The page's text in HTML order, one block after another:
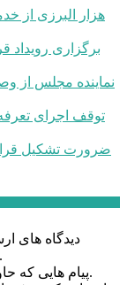
برگزاری رویداد
نماینده مجلس از
توقف اجرای
ضرورت تشکیل
دیدگاه های
خبرگزاری الف در وب منتشر خواهد شد.
پیام هایی که حاوی تهمت یا افترا باشد منتشر نخواهد شد.